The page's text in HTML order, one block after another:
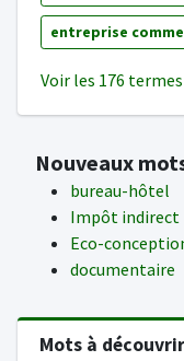
entreprise
Voir les 176
Nouveaux
bureau-hôtel
Impôt indirect
Eco-
documentaire
Mots à découvrir